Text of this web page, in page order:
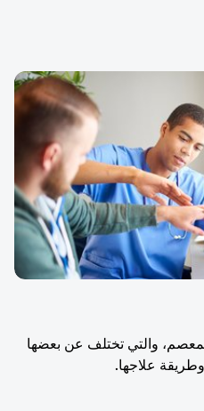
والتي تختلف عن بعضها
علاجها.